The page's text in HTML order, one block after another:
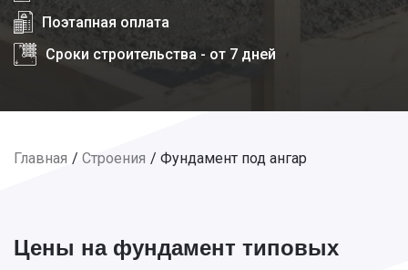
Поэтапная оплата
Сроки строительства - от 7 дней
Главная Строения Фундамент под ангар
Цены на фундамент типовых